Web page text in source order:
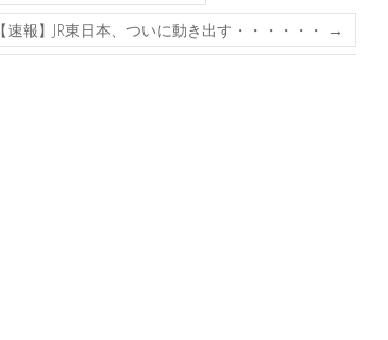
【速報】JR東日本、ついに動き出す・・・・・・
→